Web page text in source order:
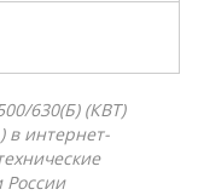
630(Б) (КВТ)
в интернет-
России